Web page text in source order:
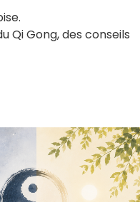
Qi Gong, des conseils